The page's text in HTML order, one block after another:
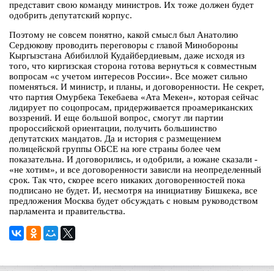
представит свою команду министров. Их тоже должен будет
одобрить депутатский корпус.
Поэтому не совсем понятно, какой смысл был Анатолию
Сердюкову проводить переговоры с главой Минобороны
Кыргызстана Абибиллой Кудайбердиевым, даже исходя из
того, что киргизская сторона готова вернуться к совместным
вопросам «с учетом интересов России». Все может сильно
поменяться. И министр, и планы, и договоренности. Не секрет,
что партия Омурбека Текебаева «Ата Мекен», которая сейчас
лидирует по соцопросам, придерживается проамериканских
воззрений. И еще большой вопрос, смогут ли партии
пророссийской ориентации, получить большинство
депутатских мандатов. Да и история с размещением
полицейской группы ОБСЕ на юге страны более чем
показательна. И договорились, и одобрили, а южане сказали -
«не хотим», и все договоренности зависли на неопределенный
срок. Так что, скорее всего никаких договоренностей пока
подписано не будет. И, несмотря на инициативу Бишкека, все
предложения Москва будет обсуждать с новым руководством
парламента и правительства.